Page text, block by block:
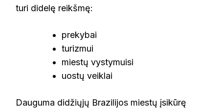
turi didelę reikšmę:
prekybai
turizmui
miestų vystymuisi
uostų veiklai
Dauguma didžiųjų Brazilijos miestų įsikūrę